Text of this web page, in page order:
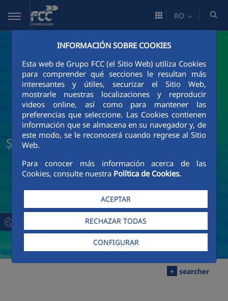
Skip to Main Content
INFORMACIÓN SOBRE COOKIES
Esta web de Grupo FCC (el Sitio Web) utiliza Cookies
para comprender qué secciones le resultan más
interesantes y útiles, securizar el Sitio Web,
mostrarle nuestras localizaciones y reproducir
videos online, así como para mantener las
preferencias que seleccione. Las Cookies contienen
información que se almacena en su navegador y, de
este modo, se le reconocerá cuando regrese al Sitio
Web.
Para conocer más información acerca de las
Cookies, consulte nuestra Política de Cookies.
ACEPTAR
RECHAZAR TODAS
CONFIGURAR
RO
Știri și actualități FCC Construcción
+ searcher